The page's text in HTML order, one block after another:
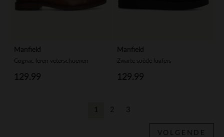
Manfield
Cognac leren veterschoenen
129.99
Manfield
Zwarte suède loafers
129.99
1 2 3
VOLGENDE